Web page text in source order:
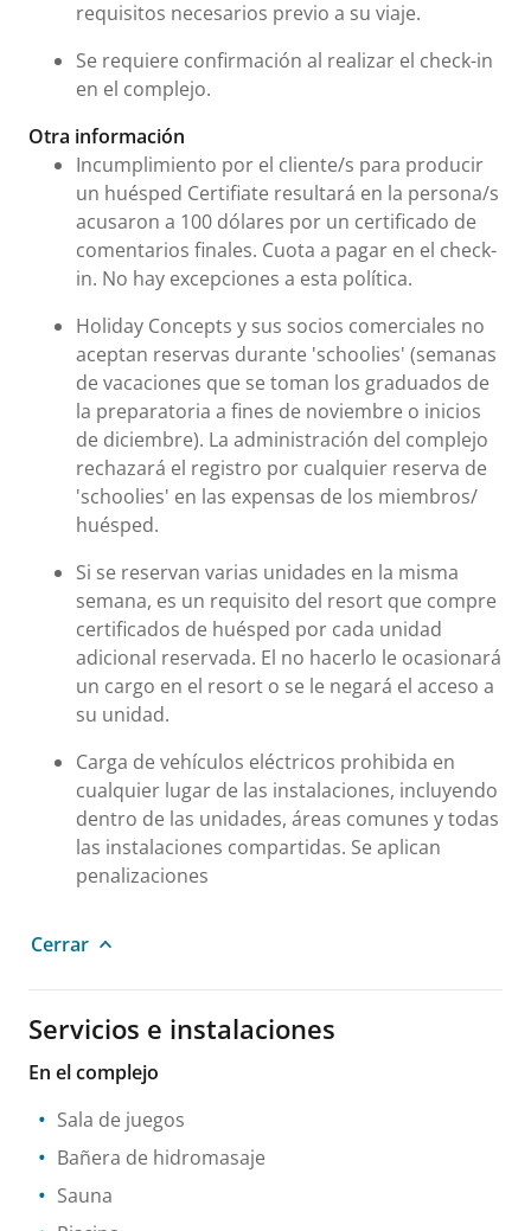
requisitos necesarios previo a su viaje.
Se requiere confirmación al realizar el check-in
en el complejo.
Otra información
Incumplimiento por el cliente/s para producir
un huésped Certifiate resultará en la persona/s
acusaron a 100 dólares por un certificado de
comentarios finales. Cuota a pagar en el check-
in. No hay excepciones a esta política.
Holiday Concepts y sus socios comerciales no
aceptan reservas durante 'schoolies' (semanas
de vacaciones que se toman los graduados de
la preparatoria a fines de noviembre o inicios
de diciembre). La administración del complejo
rechazará el registro por cualquier reserva de
'schoolies' en las expensas de los miembros/
huésped.
Si se reservan varias unidades en la misma
semana, es un requisito del resort que compre
certificados de huésped por cada unidad
adicional reservada. El no hacerlo le ocasionará
un cargo en el resort o se le negará el acceso a
su unidad.
Carga de vehículos eléctricos prohibida en
cualquier lugar de las instalaciones, incluyendo
dentro de las unidades, áreas comunes y todas
las instalaciones compartidas. Se aplican
penalizaciones
Cerrar
Servicios e instalaciones
En el complejo
Sala de juegos
Bañera de hidromasaje
Sauna